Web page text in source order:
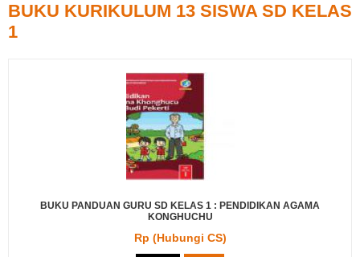
BUKU KURIKULUM 13 SISWA SD KELAS
1
BUKU PANDUAN GURU SD KELAS 1 : PENDIDIKAN AGAMA
KONGHUCHU
Rp (Hubungi CS)